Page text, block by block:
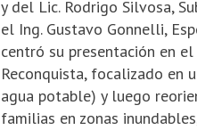
y del Lic. Rodrigo Silvosa,
el Ing. Gustavo Gonnelli,
centró su presentación en
Reconquista, focalizado en
agua potable) y luego
familias en zonas